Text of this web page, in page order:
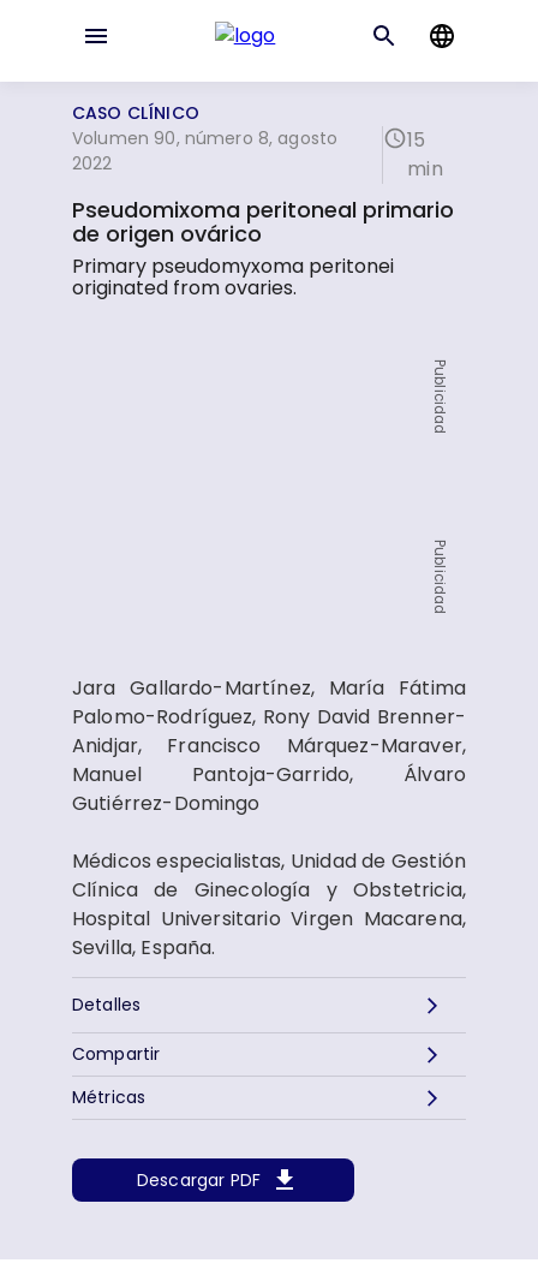
CASO CLÍNICO
Volumen 90, número 8, agosto
2022
15
min
Pseudomixoma peritoneal primario
de origen ovárico
Primary pseudomyxoma peritonei
originated from ovaries.
Publicidad
Publicidad
Jara Gallardo-Martínez, María Fátima
Palomo-Rodríguez, Rony David Brenner-
Anidjar, Francisco Márquez-Maraver,
Manuel Pantoja-Garrido, Álvaro
Gutiérrez-Domingo
Médicos especialistas, Unidad de Gestión
Clínica de Ginecología y Obstetricia,
Hospital Universitario Virgen Macarena,
Sevilla, España.
Detalles
Descargar PDF
Métricas
Compartir